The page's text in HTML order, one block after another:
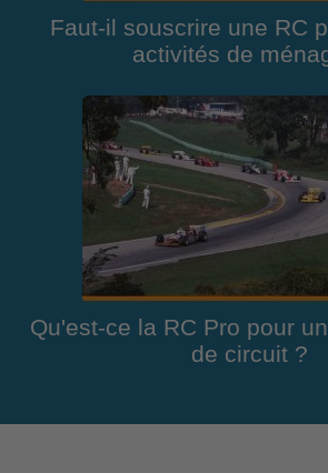
Faut-il souscrire une RC
activités de
Qu'est-ce la RC Pro pour
de circuit ?